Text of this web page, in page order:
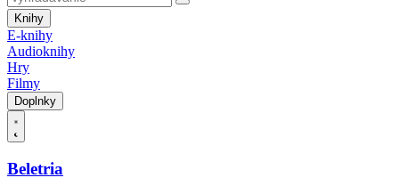
Knihy
E-knihy
Audioknihy
Hry
Filmy
Doplnky
Beletria